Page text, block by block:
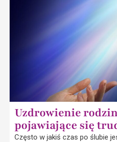
Uzdrowienie
pojawiające się
Często w jakiś czas po ślubie